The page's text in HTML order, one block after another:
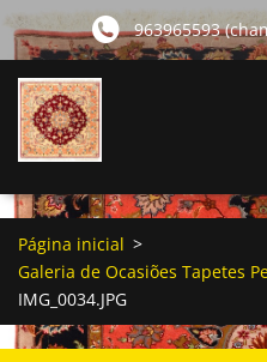
963965593
Página inicial >
Galeria de Ocasiões Tapetes
IMG_0034.JPG